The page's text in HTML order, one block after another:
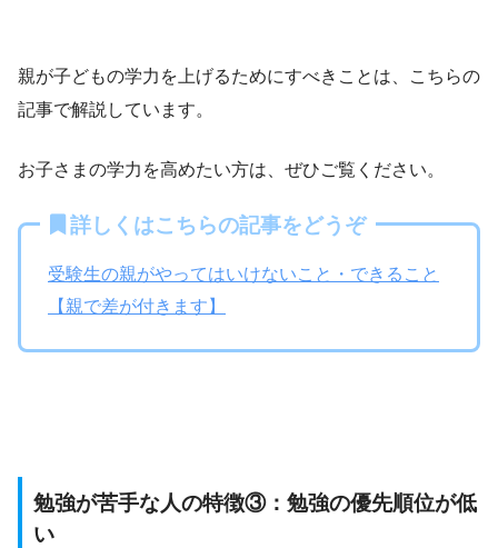
親が子どもの学力を上げるためにすべきことは、こちらの
記事で解説しています。
お子さまの学力を高めたい方は、ぜひご覧ください。
詳しくはこちらの記事をどうぞ
受験生の親がやってはいけないこと・できること
【親で差が付きます】
勉強が苦手な人の特徴③：勉強の優先順位が低
い